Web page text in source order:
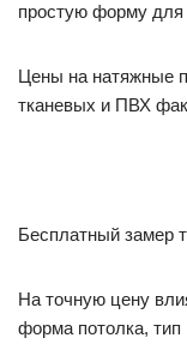
простую форму для
Цены на натяжные
тканевых и ПВХ
Бесплатный замер
На точную цену
форма потолка, тип